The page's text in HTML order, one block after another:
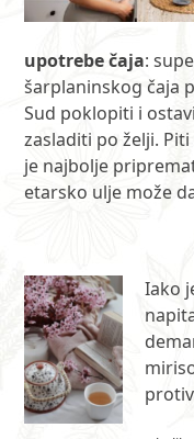
upotrebe čaja:
šarplaninskog čaja
Sud poklopiti i
zasladiti po želji.
je najbolje
etarsko ulje može
Iako